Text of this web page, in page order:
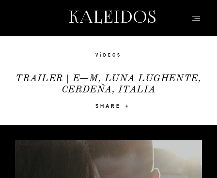
KALEIDOS
VÍDEOS
TRAILER | E+M, LUNA LUGHENTE,
CERDEÑA, ITALIA
SHARE
KALEIDOS
WEDDING
BLOG | HISTORIAS